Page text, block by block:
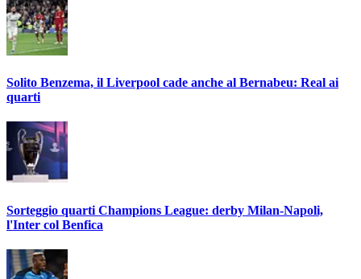
Solito Benzema, il Liverpool cade anche al Bernabeu: Real ai
quarti
Sorteggio quarti Champions League: derby Milan-Napoli,
l'Inter col Benfica